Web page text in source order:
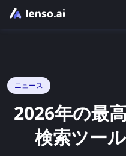
ニュース
2026年の最
検索ツー